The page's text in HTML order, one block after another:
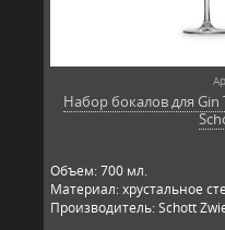
Набор бокалов для Gin
Объем: 700 мл.
Материал: хрустальное
Производитель: Schott